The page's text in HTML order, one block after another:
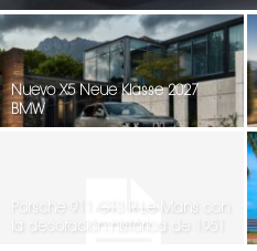
Nuevo X5 Neue Klasse 2027
BMW
Porsche 911 GT3 R Le Mans con
la decoración histórica de 1951